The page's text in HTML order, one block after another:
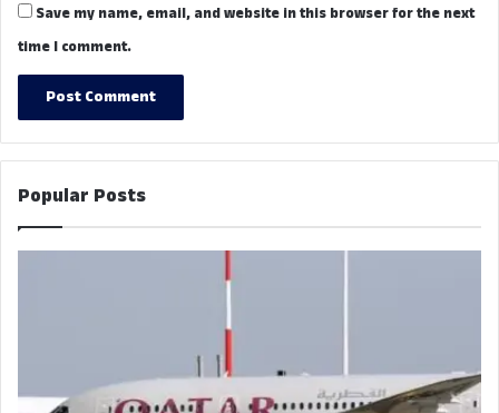
Save my name, email, and website in this browser for the next
time I comment.
Popular Posts